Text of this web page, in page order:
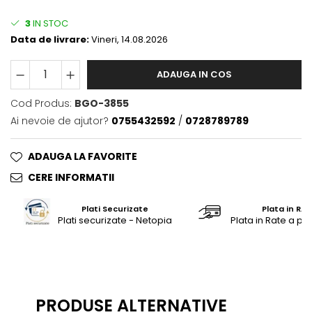
Saltele masa de infasat
Perne pentru bebe
Pilote
Saltele patut
Protectie saltea patut
Saltele 127x 63 cm
Saltele 140x70 cm
Umidificatore
3IN STOC
Data de livrare:Vineri, 14.08.2026
ADAUGA IN COS
Cod Produs: BGO-3855
Ai nevoie de ajutor? 0755432592 / 0728789789
ADAUGA LA FAVORITE
CERE INFORMATII
Plati Securizate
Plati securizate - Netopia
Plata in
Plata in Rate a
PRODUSE ALTERNATIVE